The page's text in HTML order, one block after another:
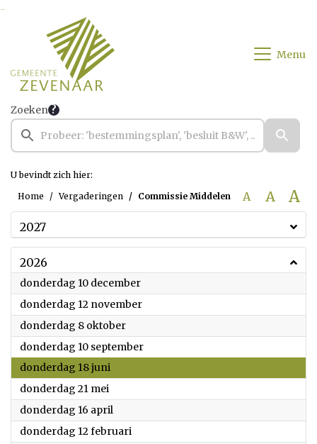
Ga naar de inhoud van deze pagina
Menu
Zoeken
U bevindt zich hier:
Home
Vergaderingen Commissie Middelen A A A
2027
2026
donderdag 10 december2026
donderdag 12 november2026
donderdag 8 oktober2026
donderdag 10 september2026
donderdag 18 juni
donderdag 21 mei
donderdag 16 april
donderdag 12 februari